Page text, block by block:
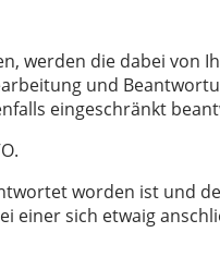
werden die dabei von
und
eingeschränkt
worden ist und
einer sich etwaig